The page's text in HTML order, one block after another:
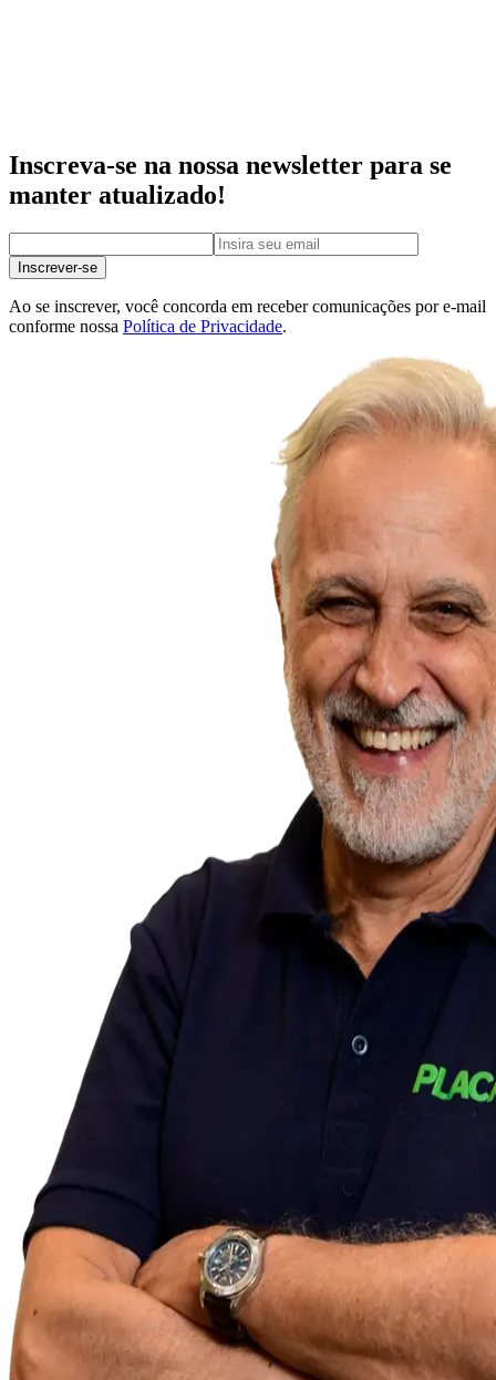
Inscreva-se na nossa newsletter para se
manter atualizado!
Inscrever-se
Ao se inscrever, você concorda em receber comunicações por e-mail
conforme nossa Política de Privacidade.